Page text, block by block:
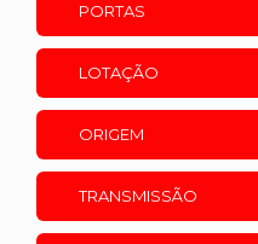
PORTAS
LOTAÇÃO
ORIGEM
TRANSMISSÃO